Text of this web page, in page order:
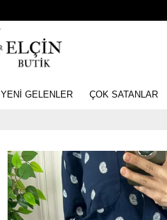
YENİ GELENLER ÇOK SATANLAR